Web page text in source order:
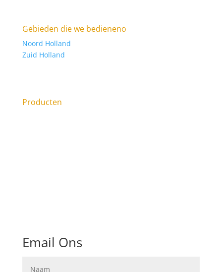
Gebieden die we bedieneno
Noord Holland
Zuid Holland
Producten
Email Ons